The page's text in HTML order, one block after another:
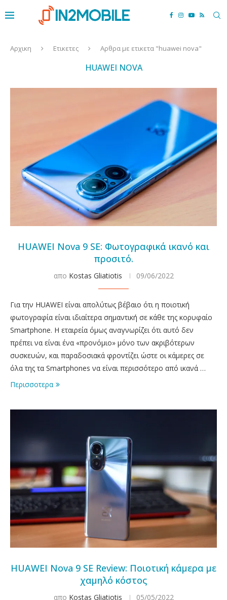
Αρχικη Ετικετες Αρθρα με ετικετα "huawei nova"
HUAWEI NOVA
HUAWEI Nova 9 SE: Φωτογραφικά ικανό και
προσιτό.
απο Kostas Gliatiotis 09/06/2022
Για την HUAWEI είναι απολύτως βέβαιο ότι η ποιοτική
φωτογραφία είναι ιδιαίτερα σημαντική σε κάθε της κορυφαίο
Smartphone. Η εταιρεία όμως αναγνωρίζει ότι αυτό δεν
πρέπει να είναι ένα «προνόμιο» μόνο των ακριβότερων
συσκευών, και παραδοσιακά φροντίζει ώστε οι κάμερες σε
όλα της τα Smartphones να είναι περισσότερο από ικανά …
Περισσοτερα
HUAWEI Nova 9 SE Review: Ποιοτική κάμερα με
χαμηλό κόστος
απο Kostas Gliatiotis 05/05/2022